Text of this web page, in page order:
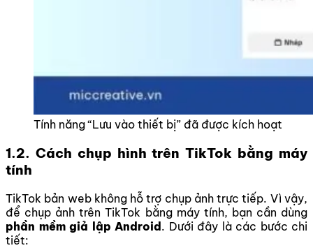
Tính năng “Lưu vào thiết bị” đã được kích hoạt
1.2. Cách chụp hình trên TikTok bằng máy
tính
TikTok bản web không hỗ trợ chụp ảnh trực tiếp. Vì vậy,
để chụp ảnh trên TikTok bằng máy tính, bạn cần dùng
phần mềm giả lập Android. Dưới đây là các bước chi
tiết: